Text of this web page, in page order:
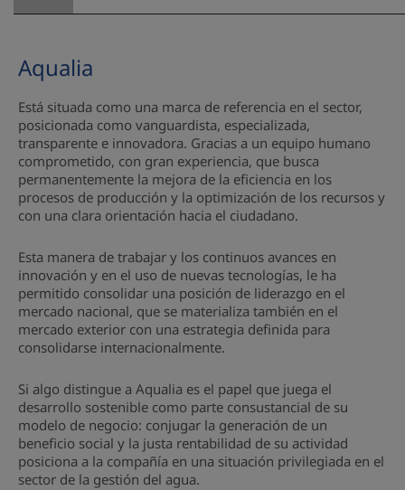
Aqualia
Está situada como una marca de referencia en el sector,
posicionada como vanguardista, especializada,
transparente e innovadora. Gracias a un equipo humano
comprometido, con gran experiencia, que busca
permanentemente la mejora de la eficiencia en los
procesos de producción y la optimización de los recursos y
con una clara orientación hacia el ciudadano.
Esta manera de trabajar y los continuos avances en
innovación y en el uso de nuevas tecnologías, le ha
permitido consolidar una posición de liderazgo en el
mercado nacional, que se materializa también en el
mercado exterior con una estrategia definida para
consolidarse internacionalmente.
Si algo distingue a Aqualia es el papel que juega el
desarrollo sostenible como parte consustancial de su
modelo de negocio: conjugar la generación de un
beneficio social y la justa rentabilidad de su actividad
posiciona a la compañía en una situación privilegiada en el
sector de la gestión del agua.